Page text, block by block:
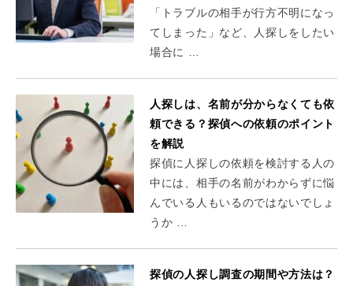
「トラブルの相手が行方不明になっ
てしまった」など、人探しをしたい
場合に …
人探しは、名前が分からなくても依
頼できる？探偵への依頼のポイント
を解説
探偵に人探しの依頼を検討する人の
中には、相手の名前がわからずに悩
んでいる人もいるのではないでしょ
うか …
探偵の人探し調査の期間や方法は？